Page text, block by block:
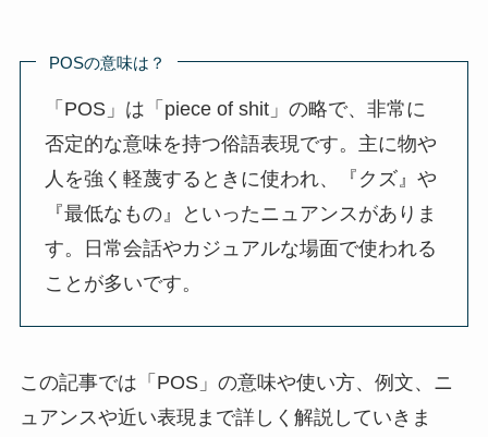
POSの意味は？
「POS」は「piece of shit」の略で、非常に
否定的な意味を持つ俗語表現です。主に物や
人を強く軽蔑するときに使われ、『クズ』や
『最低なもの』といったニュアンスがありま
す。日常会話やカジュアルな場面で使われる
ことが多いです。
この記事では「POS」の意味や使い方、例文、ニ
ュアンスや近い表現まで詳しく解説していきま